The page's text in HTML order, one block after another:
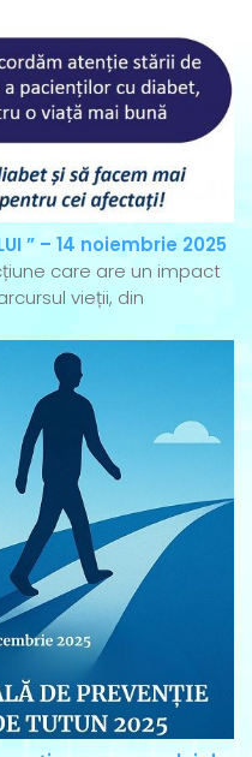
” – 14 noiembrie 2025
care are un impact
vieții, din